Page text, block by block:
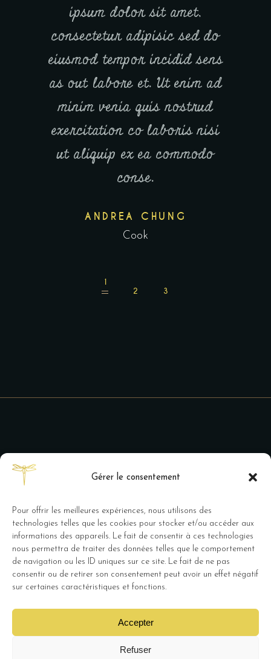
Gérer le consentement
Pour offrir les meilleures expériences, nous utilisons des
technologies telles que les cookies pour stocker et/ou accéder aux
informations des appareils. Le fait de consentir à ces technologies
nous permettra de traiter des données telles que le comportement
de navigation ou les ID uniques sur ce site. Le fait de ne pas
consentir ou de retirer son consentement peut avoir un effet négatif
sur certaines caractéristiques et fonctions.
Accepter
Refuser
ipsum dolor sit amet,
consectetur adipisic sed do
eiusmod tempor incidid sens
as out labore et. Ut enim ad
minim venia quis nostrud
exercitation co laboris nisi
ut aliquip ex ea commodo
conse.
ANDREA CHUNG
Cook
laboris
Métairie de Terrefort restaurant et
chambres d’hôtes, 10 route de
Légales